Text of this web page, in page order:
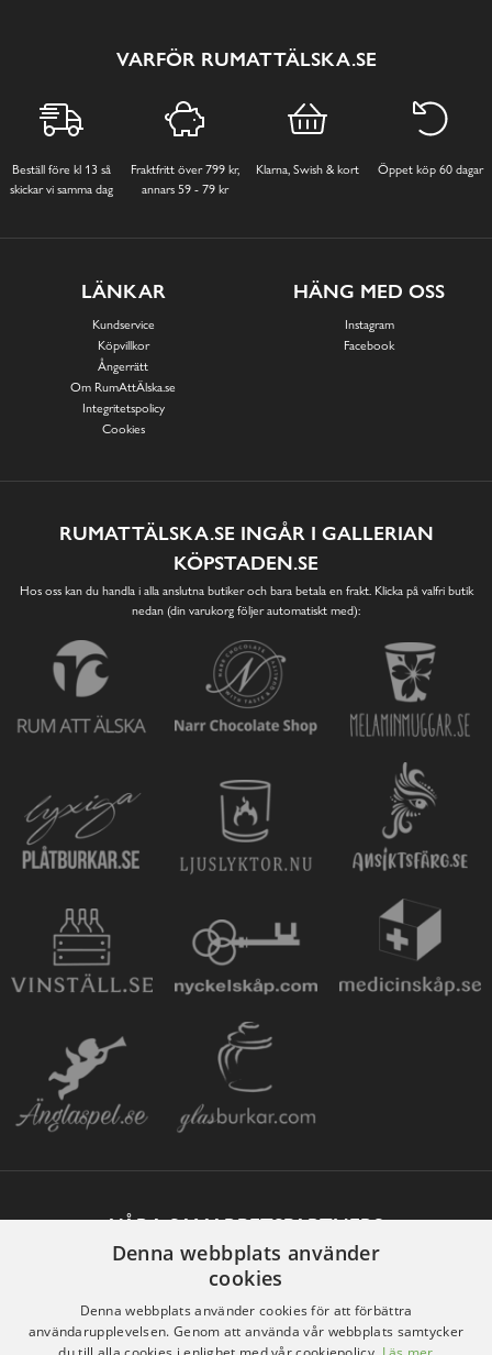
VARFÖR RUMATTÄLSKA.SE
Beställ före kl 13 så
skickar vi samma dag
Fraktfritt över 799 kr,
annars 59 - 79 kr
Klarna, Swish & kort Öppet köp 60 dagar
LÄNKAR
Kundservice
Köpvillkor
Ångerrätt
Om RumAttÄlska.se
Integritetspolicy
Cookies
HÄNG MED OSS
Instagram
Facebook
RUMATTÄLSKA.SE INGÅR I GALLERIAN
KÖPSTADEN.SE
Hos oss kan du handla i alla anslutna butiker och bara betala en frakt. Klicka på valfri butik
nedan (din varukorg följer automatiskt med):
VÅRA SAMARBETSPARTNERS
Denna webbplats använder
cookies
Denna webbplats använder cookies för att förbättra
användarupplevelsen. Genom att använda vår webbplats samtycker